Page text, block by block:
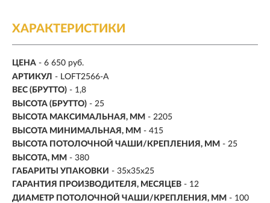
ХАРАКТЕРИСТИКИ
ЦЕНА - 6 650 руб.
АРТИКУЛ - LOFT2566-A
ВЕС (БРУТТО) - 1,8
ВЫСОТА (БРУТТО) - 25
ВЫСОТА МАКСИМАЛЬНАЯ, ММ - 2205
ВЫСОТА МИНИМАЛЬНАЯ, ММ - 415
ВЫСОТА ПОТОЛОЧНОЙ ЧАШИ/КРЕПЛЕНИЯ, ММ - 25
ВЫСОТА, ММ - 380
ГАБАРИТЫ УПАКОВКИ - 35x35x25
ГАРАНТИЯ ПРОИЗВОДИТЕЛЯ, МЕСЯЦЕВ - 12
ДИАМЕТР ПОТОЛОЧНОЙ ЧАШИ/КРЕПЛЕНИЯ, ММ - 100